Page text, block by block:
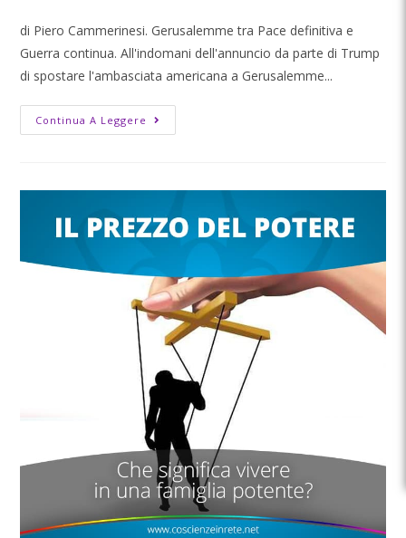
di Piero Cammerinesi. Gerusalemme tra Pace definitiva e
Guerra continua. All'indomani dell'annuncio da parte di Trump
di spostare l'ambasciata americana a Gerusalemme...
Continua A Leggere